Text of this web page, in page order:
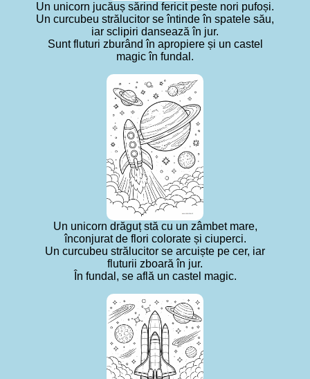
Un unicorn jucăuș sărind fericit peste nori pufoși.
Un curcubeu strălucitor se întinde în spatele său,
iar sclipiri dansează în jur.
Sunt fluturi zburând în apropiere și un castel
magic în fundal.
Un unicorn drăguț stă cu un zâmbet mare,
înconjurat de flori colorate și ciuperci.
Un curcubeu strălucitor se arcuiște pe cer, iar
fluturii zboară în jur.
În fundal, se află un castel magic.